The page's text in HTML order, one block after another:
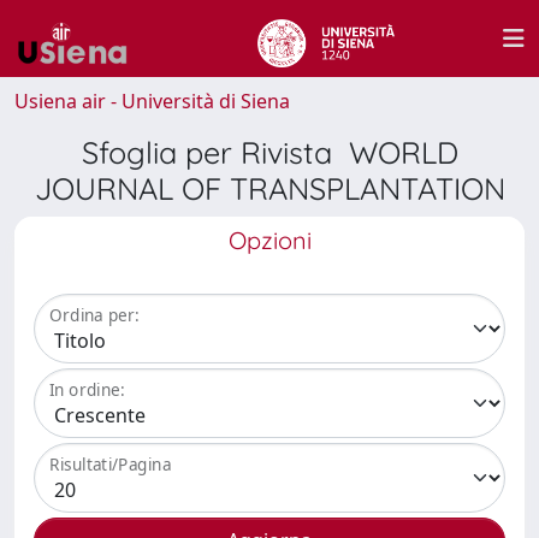
Usiena air - Università di Siena
Sfoglia per Rivista WORLD
JOURNAL OF TRANSPLANTATION
Opzioni
Ordina per:
In ordine:
Risultati/Pagina